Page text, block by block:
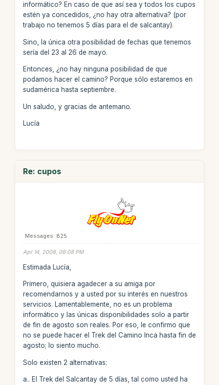
informático? En caso de que así sea y todos los cupos
estén ya concedidos, ¿no hay otra alternativa? (por
trabajo no tenemos 5 días para el de salcantay).
Sino, la única otra posibilidad de fechas que tenemos
sería del 23 al 26 de mayo.
Entonces, ¿no hay ninguna posibilidad de que
podamos hacer el camino? Porque sólo estaremos en
sudamérica hasta septiembre.
Un saludo, y gracias de antemano.
Lucía
Re: cupos
Messages: 825
Apr 14, 2008, 06:08 PM
Estimada Lucía,
Primero, quisiera agadecer a su amiga por
recomendarnos y a usted por su interés en nuestros
servicios. Lamentablemente, no es un problema
informático y las únicas disponibilidades solo a partir
de fin de agosto son reales. Por eso, le confirmo que
no se puede hacer el Trek del Camino Inca hasta fin de
agosto; lo siento mucho.
Solo existen 2 alternativas:
a.. El Trek del Salcantay de 5 días, tal como usted ha